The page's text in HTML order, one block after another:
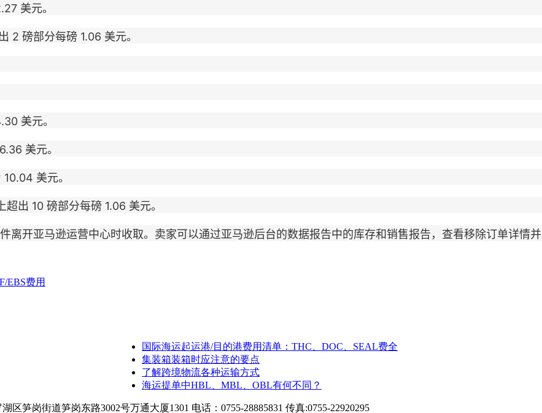
美元。
磅部分每磅 1.06 美元。
美元。
美元。
美元。
出 10 磅部分每磅 1.06 美元。
开亚马逊运营中心时收取。卖家可以通过亚马逊后台的数据报告中的库存和销售报告，查看移除订单详情
EBS费用
国际海运起运港/目的港费用清单：THC、DOC、SEAL费全
集装箱装箱时应注意的要点
了解跨境物流各种运输方式
海运提单中HBL、MBL、OBL有何不同？
区笋岗街道笋岗东路3002号万通大厦1301 电话：0755-28885831 传真:0755-22920295